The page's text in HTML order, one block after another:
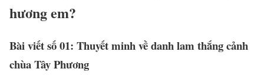
hương em?
Bài viết số 01: Thuyết minh về danh lam thắng cảnh
chùa Tây Phương